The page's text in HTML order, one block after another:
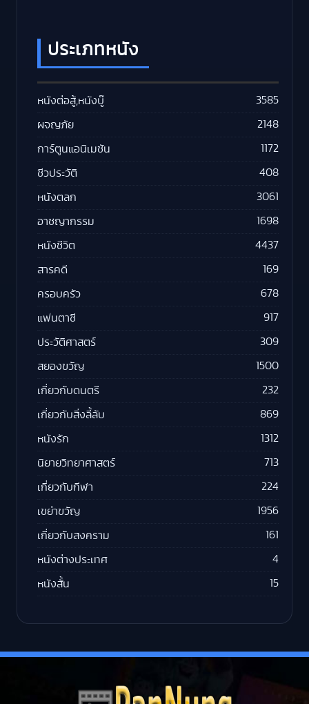
ประเภทหนัง
หนังต่อสู้,หนังบู๊ 3585
ผจญภัย 2148
การ์ตูนแอนิเมชัน 1172
ชีวประวัติ 408
หนังตลก 3061
อาชญากรรม 1698
หนังชีวิต 4437
สารคดี 169
ครอบครัว 678
แฟนตาซี 917
ประวัติศาสตร์ 309
สยองขวัญ 1500
เกี่ยวกับดนตรี 232
เกี่ยวกับสิ่งลี้ลับ 869
หนังรัก 1312
นิยายวิทยาศาสตร์ 713
เกี่ยวกับกีฬา 224
เขย่าขวัญ 1956
เกี่ยวกับสงคราม 161
หนังต่างประเทศ 4
หนังสั้น 15